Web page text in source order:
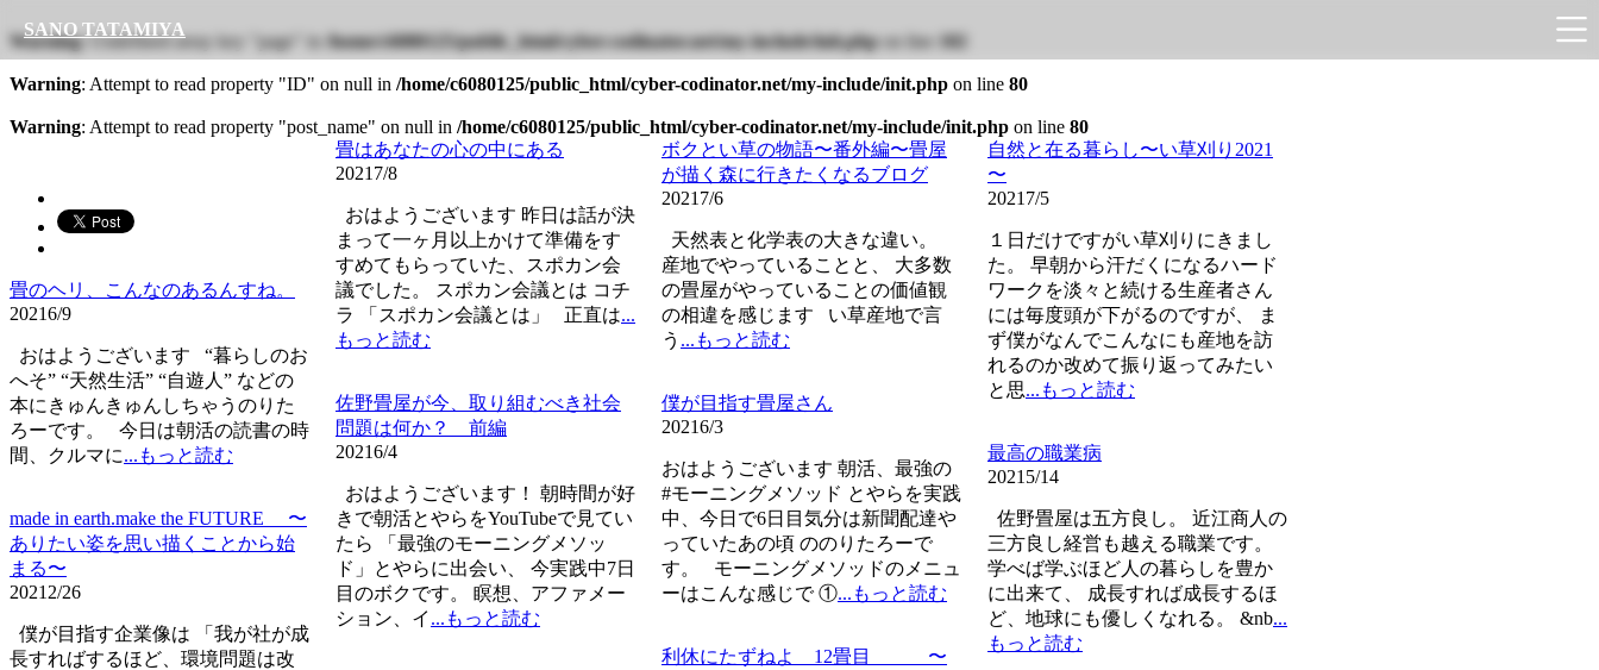
Warning: Undefined array key "page" in /home/c6080125/public_html/cyber-codinator.net/my-include/init.phpon line 102
Warning: Attempt to read property "ID" on null in /home/c6080125/public_html/cyber-codinator.net/my-include/init.php on line 80
Warning: Attempt to read property "post_name" on null in /home/c6080125/public_html/cyber-codinator.net/my-include/init.php on line 80
畳はあなたの心の中にある
2021 7/8
おはようございます 昨日は話が決
まって一ヶ月以上かけて準備をす
すめてもらっていた、スポカン会
議でした。 スポカン会議とは コチ
ラ 「スポカン会議とは」 正直は...
もっと読む
ボクとい草の物語〜番外編〜畳屋
が描く森に行きたくなるブログ
2021 7/6
天然表と化学表の大きな違い。
産地でやっていることと、 大多数
の畳屋がやっていることの価値観
の相違を感じます い草産地で言
う ...もっと読む
自然と在る暮らし〜い草刈り2021
〜
2021 7/5
１日だけですがい草刈りにきまし
た。 早朝から汗だくになるハード
ワークを淡々と続ける生産者さん
には毎度頭が下がるのですが、 ま
ず僕がなんでこんなにも産地を訪
れるのか改めて振り返ってみたい
と思...もっと読む
畳のヘリ、こんなのあるんすね。
20216/9
おはようございます “暮らしのお
へそ” “天然生活” “自遊人” などの
本にきゅんきゅんしちゃうのりた
ろーです。 今日は朝活の読書の時
間、クルマに...もっと読む
佐野畳屋が今、取り組むべき社会
問題は何か？ 前編
20216/4
おはようございます！ 朝時間が好
きで朝活とやらをYouTubeで見てい
たら 「最強のモーニングメソッ
ド」とやらに出会い、 今実践中7日
目のボクです。 瞑想、アファメー
ション、イ ...もっと読む
僕が目指す畳屋さん
20216/3
おはようございます 朝活、最強の
#モーニングメソッド とやらを実践
中、今日で6日目気分は新聞配達や
っていたあの頃 ののりたろーで
す。 モーニングメソッドのメニュ
ーはこんな感じで ①...もっと読む
最高の職業病
2021 5/14
佐野畳屋は五方良し。 近江商人の
三方良し経営も越える職業です。
学べば学ぶほど人の暮らしを豊か
に出来て、 成長すれば成長するほ
ど、地球にも優しくなれる。 &nb...
もっと読む
made in earth.make the FUTURE 〜
ありたい姿を思い描くことから始
まる〜
2021 2/26
僕が目指す企業像は 「我が社が成
長すればするほど、環境問題は改
利休にたずねよ 12畳目 〜
SANO TATAMIYA